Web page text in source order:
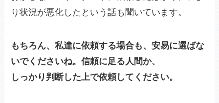
り状況が悪化したという話も聞いています。
もちろん、私達に依頼する場合も、安易に選ばな
いでくださいね。信頼に足る人間か、
しっかり判断した上で依頼してください。